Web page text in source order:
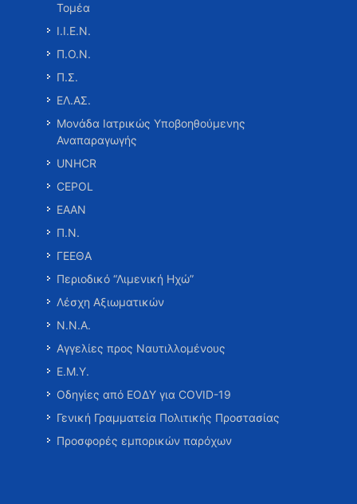
Τομέα
Ι.Ι.Ε.Ν.
Π.Ο.Ν.
Π.Σ.
ΕΛ.ΑΣ.
Μονάδα Ιατρικώς Υποβοηθούμενης
Αναπαραγωγής
UNHCR
CEPOL
ΕΑΑΝ
Π.Ν.
ΓΕΕΘΑ
Περιοδικό “Λιμενική Ηχώ”
Λέσχη Αξιωματικών
Ν.Ν.Α.
Αγγελίες προς Ναυτιλλομένους
Ε.Μ.Υ.
Οδηγίες από ΕΟΔΥ για COVID-19
Γενική Γραμματεία Πολιτικής Προστασίας
Προσφορές εμπορικών παρόχων